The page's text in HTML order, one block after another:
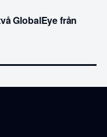
GlobalEye från